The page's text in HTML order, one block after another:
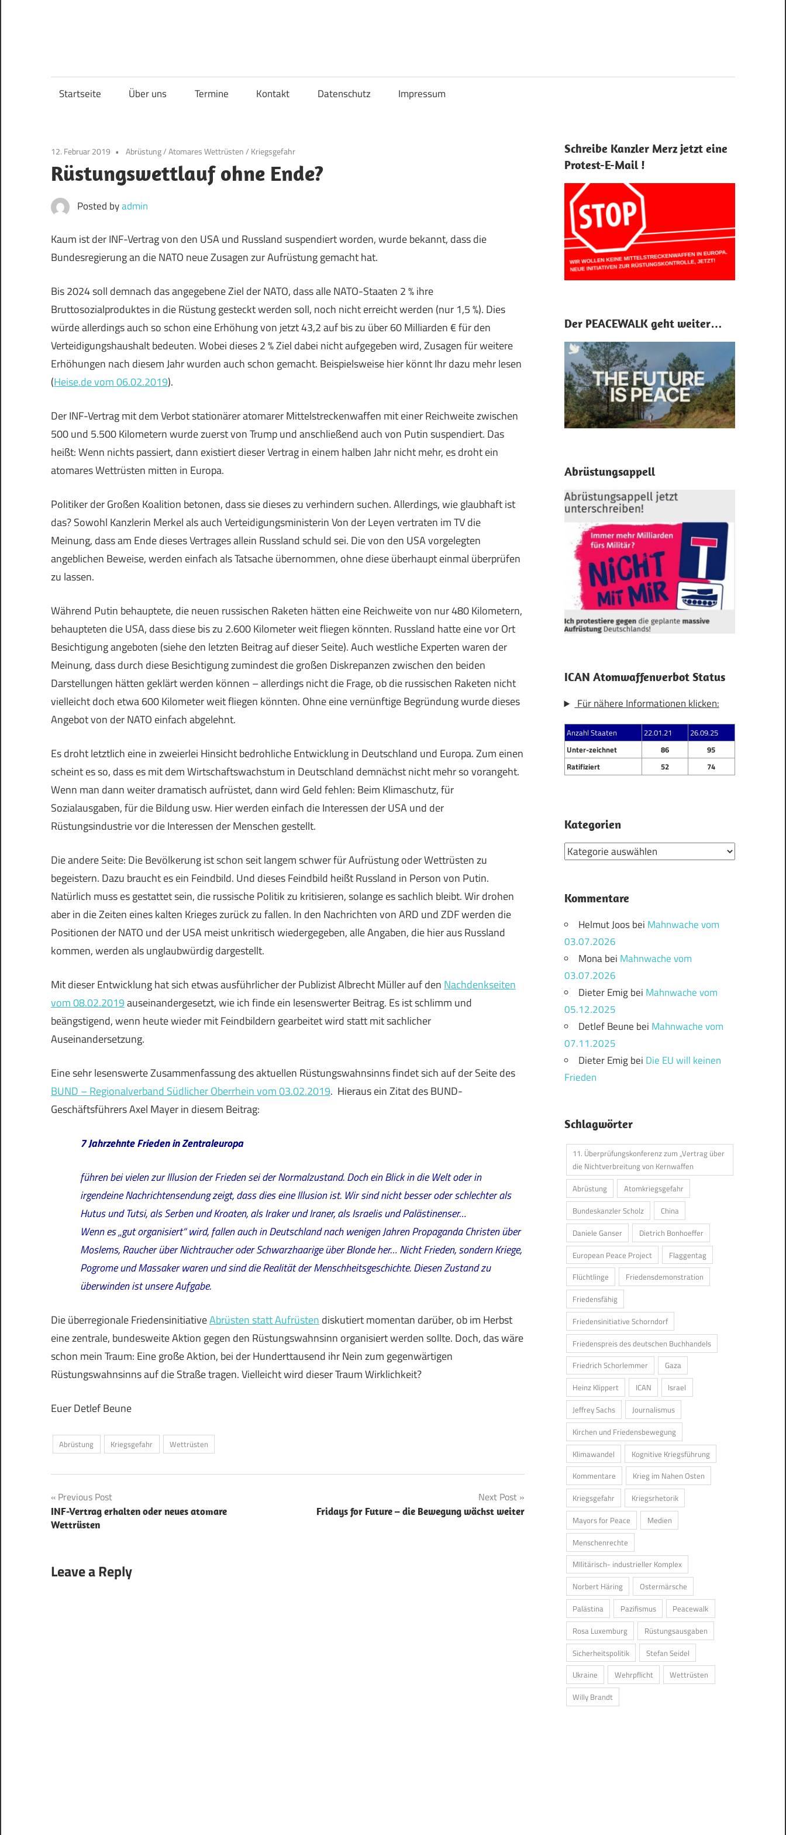
Startseite Über uns Termine Kontakt Datenschutz Impressum
12. Februar 2019 Abrüstung/Atomares Wettrüsten/ Kriegsgefahr
Rüstungswettlauf ohne Ende?
Posted byadmin
Kaum ist der INF-Vertrag von den USA und Russland suspendiert worden, wurde bekannt, dass die
Bundesregierung an die NATO neue Zusagen zur Aufrüstung gemacht hat.
Bis 2024 soll demnach das angegebene Ziel der NATO, dass alle NATO-Staaten 2 % ihre
Bruttosozialproduktes in die Rüstung gesteckt werden soll, noch nicht erreicht werden (nur 1,5 %). Dies
würde allerdings auch so schon eine Erhöhung von jetzt 43,2 auf bis zu über 60 Milliarden € für den
Verteidigungshaushalt bedeuten. Wobei dieses 2 % Ziel dabei nicht aufgegeben wird, Zusagen für weitere
Erhöhungen nach diesem Jahr wurden auch schon gemacht. Beispielsweise hier könnt Ihr dazu mehr lesen
(Heise.de vom 06.02.2019).
Der INF-Vertrag mit dem Verbot stationärer atomarer Mittelstreckenwaffen mit einer Reichweite zwischen
500 und 5.500 Kilometern wurde zuerst von Trump und anschließend auch von Putin suspendiert. Das
heißt: Wenn nichts passiert, dann existiert dieser Vertrag in einem halben Jahr nicht mehr, es droht ein
atomares Wettrüsten mitten in Europa.
Politiker der Großen Koalition betonen, dass sie dieses zu verhindern suchen. Allerdings, wie glaubhaft ist
das? Sowohl Kanzlerin Merkel als auch Verteidigungsministerin Von der Leyen vertraten im TV die
Meinung, dass am Ende dieses Vertrages allein Russland schuld sei. Die von den USA vorgelegten
angeblichen Beweise, werden einfach als Tatsache übernommen, ohne diese überhaupt einmal überprüfen
zu lassen.
Während Putin behauptete, die neuen russischen Raketen hätten eine Reichweite von nur 480 Kilometern,
behaupteten die USA, dass diese bis zu 2.600 Kilometer weit fliegen könnten. Russland hatte eine vor Ort
Besichtigung angeboten (siehe den letzten Beitrag auf dieser Seite). Auch westliche Experten waren der
Meinung, dass durch diese Besichtigung zumindest die großen Diskrepanzen zwischen den beiden
Darstellungen hätten geklärt werden können – allerdings nicht die Frage, ob die russischen Raketen nicht
vielleicht doch etwa 600 Kilometer weit fliegen könnten. Ohne eine vernünftige Begründung wurde dieses
Angebot von der NATO einfach abgelehnt.
Es droht letztlich eine in zweierlei Hinsicht bedrohliche Entwicklung in Deutschland und Europa. Zum einen
scheint es so, dass es mit dem Wirtschaftswachstum in Deutschland demnächst nicht mehr so vorangeht.
Wenn man dann weiter dramatisch aufrüstet, dann wird Geld fehlen: Beim Klimaschutz, für
Sozialausgaben, für die Bildung usw. Hier werden einfach die Interessen der USA und der
Rüstungsindustrie vor die Interessen der Menschen gestellt.
Die andere Seite: Die Bevölkerung ist schon seit langem schwer für Aufrüstung oder Wettrüsten zu
begeistern. Dazu braucht es ein Feindbild. Und dieses Feindbild heißt Russland in Person von Putin.
Natürlich muss es gestattet sein, die russische Politik zu kritisieren, solange es sachlich bleibt. Wir drohen
aber in die Zeiten eines kalten Krieges zurück zu fallen. In den Nachrichten von ARD und ZDF werden die
Positionen der NATO und der USA meist unkritisch wiedergegeben, alle Angaben, die hier aus Russland
kommen, werden als unglaubwürdig dargestellt.
Mit dieser Entwicklung hat sich etwas ausführlicher der Publizist Albrecht Müller auf den Nachdenkseiten
vom 08.02.2019auseinandergesetzt, wie ich finde ein lesenswerter Beitrag. Es ist schlimm und
beängstigend, wenn heute wieder mit Feindbildern gearbeitet wird statt mit sachlicher
Auseinandersetzung.
Eine sehr lesenswerte Zusammenfassung des aktuellen Rüstungswahnsinns findet sich auf der Seite des
BUND – Regionalverband Südlicher Oberrhein vom 03.02.2019. Hieraus ein Zitat des BUND-
Geschäftsführers Axel Mayer in diesem Beitrag:
7 Jahrzehnte Frieden in Zentraleuropa
führen bei vielen zur Illusion der Frieden sei der Normalzustand. Doch ein Blick in die Welt oder in
irgendeine Nachrichtensendung zeigt, dass dies eine Illusion ist. Wir sind nicht besser oder schlechter als
Hutus und Tutsi, als Serben und Kroaten, als Iraker und Iraner, als Israelis und Palästinenser…
Wenn es „gut organisiert“ wird, fallen auch in Deutschland nach wenigen Jahren Propaganda Christen über
Moslems, Raucher über Nichtraucher oder Schwarzhaarige über Blonde her… Nicht Frieden, sondern Kriege,
Pogrome und Massaker waren und sind die Realität der Menschheitsgeschichte. Diesen Zustand zu
überwinden ist unsere Aufgabe.
Die überregionale FriedensinitiativeAbrüsten statt Aufrüsten diskutiert momentan darüber, ob im Herbst
eine zentrale, bundesweite Aktion gegen den Rüstungswahnsinn organisiert werden sollte. Doch, das wäre
schon mein Traum: Eine große Aktion, bei der Hunderttausend ihr Nein zum gegenwärtigen
Rüstungswahnsinns auf die Straße tragen. Vielleicht wird dieser Traum Wirklichkeit?
Euer Detlef Beune
Abrüstung Kriegsgefahr Wettrüsten
Beitrags-
Navigation
Previous Post
INF-Vertrag erhalten oder neues atomare
Wettrüsten
Next Post
Fridays for Future – die Bewegung wächst weiter
Leave a Reply
Schreibe Kanzler Merz jetzt eine
Protest-E-Mail !
Der PEACEWALK geht weiter…
Abrüstungsappell
ICAN Atomwaffenverbot Status
Für nähere Informationen klicken:
Anzahl Staaten 22.01.21
26.09.25
Unter-zeichnet
86
95
Ratifiziert
52 74
Kategorien
Kategorien
Kommentare
Helmut Joosbei Mahnwache vom
03.07.2026
Monabei Mahnwache vom
03.07.2026
Dieter Emigbei Mahnwache vom
05.12.2025
Detlef Beune bei Mahnwache vom
07.11.2025
Dieter Emigbei Die EU will keinen
Frieden
Schlagwörter
11. Überprüfungskonferenz zum „Vertrag über
die Nichtverbreitung von Kernwaffen
Abrüstung
Atomkriegsgefahr
Bundeskanzler Scholz
China
Daniele Ganser
Dietrich Bonhoeffer
European Peace Project
Flaggentag
Flüchtlinge
Friedensdemonstration
Friedensfähig
Friedensinitiative Schorndorf
Friedenspreis des deutschen Buchhandels
Friedrich Schorlemmer
Gaza
Heinz Klippert
ICAN
Israel
Jeffrey Sachs
Journalismus
Kirchen und Friedensbewegung
Klimawandel
Kognitive Kriegsführung
Kommentare
Krieg im Nahen Osten
Kriegsgefahr
Kriegsrhetorik
Mayors for Peace
Medien
Menschenrechte
MIlitärisch- industrieller Komplex
Norbert Häring
Ostermärsche
Palästina
Pazifismus
Peacewalk
Rosa Luxemburg
Rüstungsausgaben
Sicherheitspolitik
Stefan Seidel
Ukraine
Wehrpflicht
Wettrüsten
Willy Brandt